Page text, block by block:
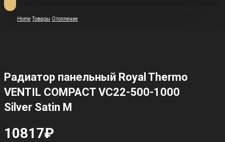
Home Товары Отопление
Радиатор панельный Royal Thermo
VENTIL COMPACT VC22-500-1000
Silver Satin M
10817₽